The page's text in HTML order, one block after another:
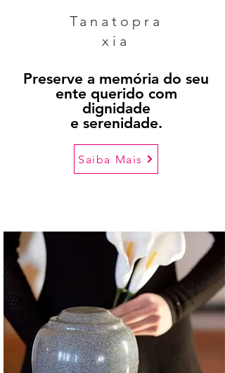
Tanatopra
xia
Preserve a memória do seu
ente querido com
dignidade
e serenidade.
Saiba Mais